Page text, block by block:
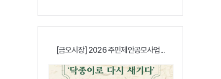
[금오시장] 2026 주민제안공모사업...